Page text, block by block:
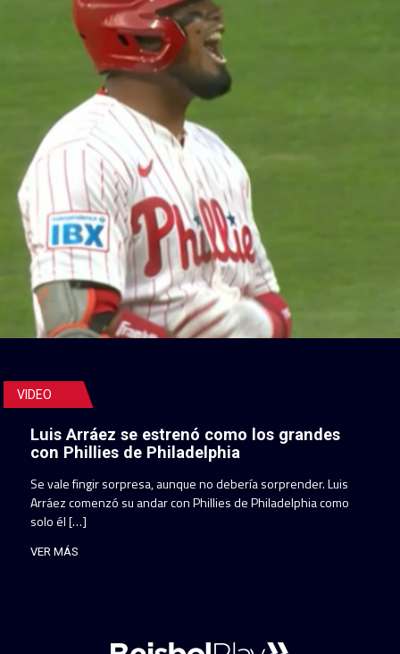
VIDEO
Luis Arráez se estrenó como los grandes
con Phillies de Philadelphia
Se vale fingir sorpresa, aunque no debería sorprender. Luis
Arráez comenzó su andar con Phillies de Philadelphia como
solo él […]
VER MÁS